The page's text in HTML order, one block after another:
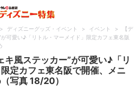
> ディズニーグッズ・イベント > イベント >
【デ
が可愛い♪「リトル・マーメイド」限定カフェ東名阪
キ風ステッカー”が可愛い♪「リ
定カフェ東名阪で開催、メニ
写真 18/20）